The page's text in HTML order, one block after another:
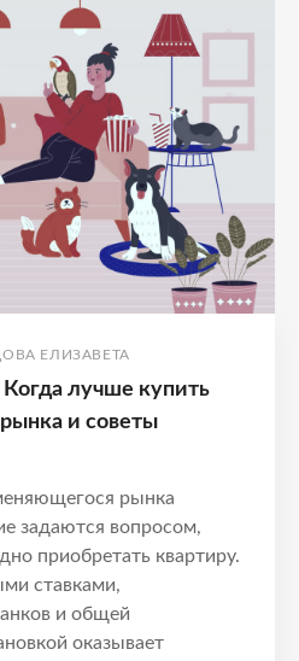
ЕЛИЗАВЕТА
лучше купить
и советы
рынка
задаются вопросом,
приобретать квартиру.
ставками,
и общей
оказывает